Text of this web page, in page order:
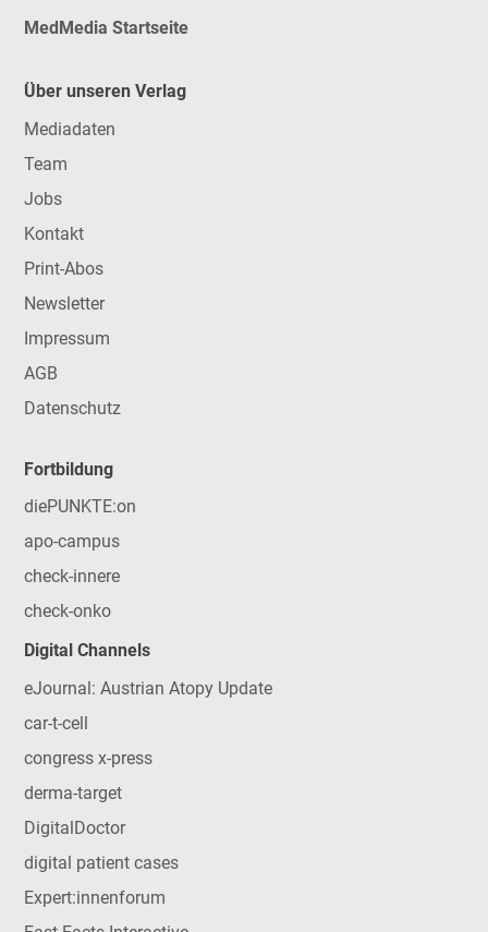
MedMedia Startseite
Über unseren Verlag
Mediadaten
Team
Jobs
Kontakt
Print-Abos
Newsletter
Impressum
AGB
Datenschutz
Fortbildung
diePUNKTE:on
apo-campus
check-innere
check-onko
Digital Channels
eJournal: Austrian Atopy Update
car-t-cell
congress x-press
derma-target
DigitalDoctor
digital patient cases
Expert:innenforum